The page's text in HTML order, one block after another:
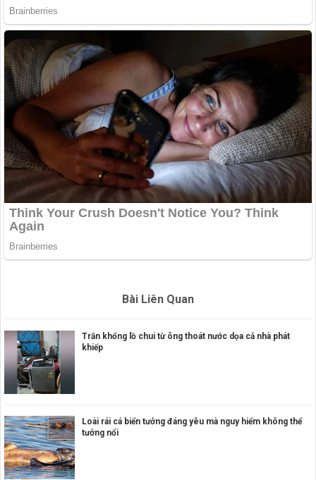
Bài Liên Quan
Trăn khổng lồ chui từ ông thoát nước dọa cả nhà phát
khiếp
Loài rái cá biển tưởng đáng yêu mà nguy hiểm không thể
tưởng nổi